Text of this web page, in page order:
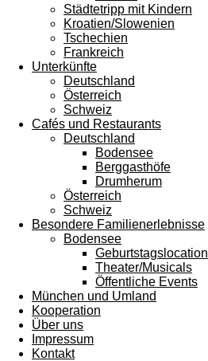
Städtetripp mit Kindern
Kroatien/Slowenien
Tschechien
Frankreich
Unterkünfte
Deutschland
Österreich
Schweiz
Cafés und Restaurants
Deutschland
Bodensee
Berggasthöfe
Drumherum
Österreich
Schweiz
Besondere Familienerlebnisse
Bodensee
Geburtstagslocation
Theater/Musicals
Öffentliche Events
München und Umland
Kooperation
Über uns
Impressum
Kontakt